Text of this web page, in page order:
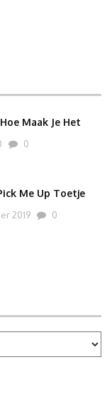
Maak Je Het
0
Me Up Toetje
2019 0